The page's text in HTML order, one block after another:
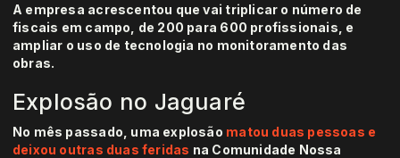
A empresa acrescentou que vai triplicar o número de
fiscais em campo, de 200 para 600 profissionais, e
ampliar o uso de tecnologia no monitoramento das
obras.
Explosão no Jaguaré
No mês passado, uma explosão matou duas pessoas e
deixou outras duas feridas na Comunidade Nossa